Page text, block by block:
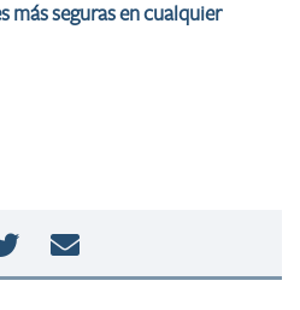
más seguras en cualquier